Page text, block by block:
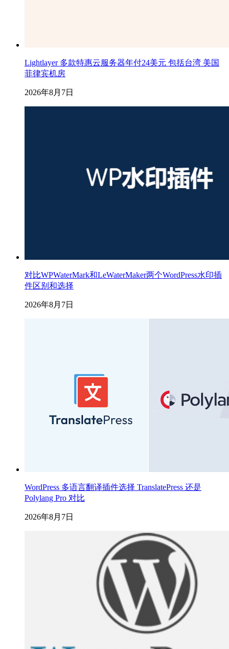
Lightlayer 多款特惠云服务器年付24美元 包括台湾 美国
菲律宾机房
2026年8月7日
对比WPWaterMark和LeWaterMaker两个WordPress水印插
件区别和选择
2026年8月7日
WordPress 多语言翻译插件选择 TranslatePress 还是
Polylang Pro 对比
2026年8月7日